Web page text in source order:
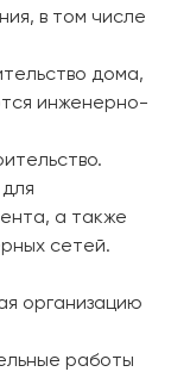
в том числе
дома,
инженерно-
а также
сетей.
организацию
работы